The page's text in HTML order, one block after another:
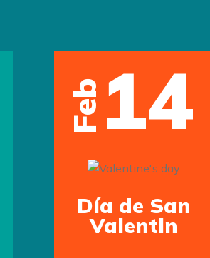
Feb 14
Día de San
Valentin